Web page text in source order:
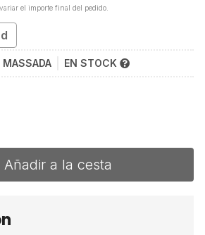
el importe final del pedido.
MASSADA EN STOCK
Añadir a la cesta